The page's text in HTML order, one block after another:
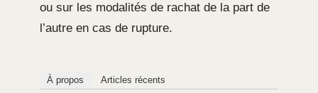
ou sur les modalités de rachat de la part de
l’autre en cas de rupture.
À propos Articles récents